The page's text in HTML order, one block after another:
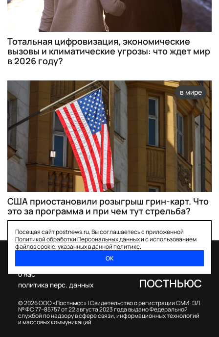
Тотальная цифровизация, экономические
вызовы и климатические угрозы: что ждет мир
в 2026 году?
в мире
США приостановили розыгрыш грин-карт. Что
это за программа и при чем тут стрельба?
Посещая сайт postnews.ru, Вы соглашаетесь с приложенной
Политикой обработки Персональных данныхи с использованием
файлов cookie, указанных в данной политике.
ОК
© 2026 ООО «Постньюс» |Свидетельство о регистрации СМИ: ЭЛ
№ ФС 77–85757 от 22 августа 2023 года выдано Федеральной
службой по надзору в сфере связи, информационных технологий
и массовых коммуникаций
о нас
политика перс. данных